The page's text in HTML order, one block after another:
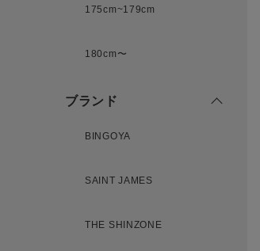
175cm~179cm
180cm〜
ブランド
BINGOYA
SAINT JAMES
THE SHINZONE